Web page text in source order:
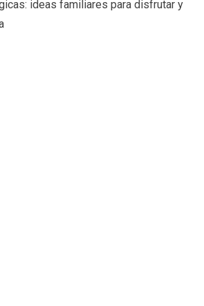
ideas familiares para disfrutar y